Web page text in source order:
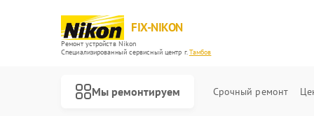
FIX-NIKON
Ремонт устройств Nikon
Специализированный cервисный центр г.Тамбов
Мы ремонтируем Срочный ремонт